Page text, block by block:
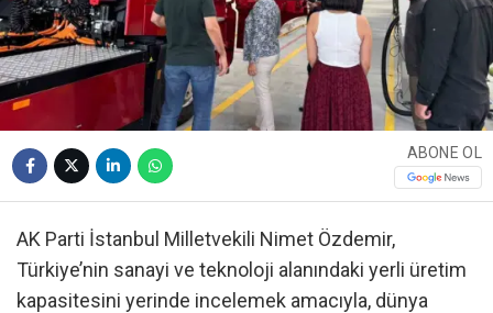
ABONE OL
AK Parti İstanbul Milletvekili Nimet Özdemir,
Türkiye’nin sanayi ve teknoloji alanındaki yerli üretim
kapasitesini yerinde incelemek amacıyla, dünya